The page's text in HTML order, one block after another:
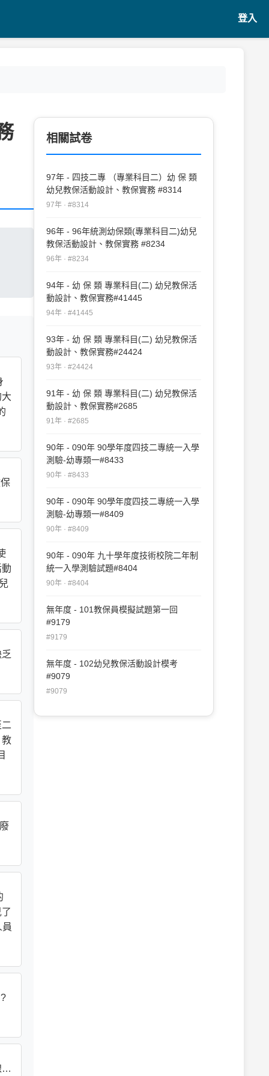
登入
教
…
相關試卷
97年 - 四技二專 （專業科目二）幼 保 類
幼兒教保活動設計、教保實務 #8314
97年 · #8314
96年 - 96年統測幼保類(專業科目二)幼兒
教保活動設計、教保實務 #8234
96年 · #8234
94年 - 幼 保 類 專業科目(二) 幼兒教保活
動設計、教保實務#41445
94年 · #41445
93年 - 幼 保 類 專業科目(二) 幼兒教保活
動設計、教保實務#24424
93年 · #24424
91年 - 幼 保 類 專業科目(二) 幼兒教保活
動設計、教保實務#2685
91年 · #2685
90年 - 090年 90學年度四技二專統一入學
測驗-幼專類一#8433
90年 · #8433
90年 - 090年 90學年度四技二專統一入學
測驗-幼專類一#8409
90年 · #8409
90年 - 090年 九十學年度技術校院二年制
統一入學測驗試題#8404
90年 · #8404
無年度 - 101教保員模擬試題第一回
#9179
#9179
無年度 - 102幼兒教保活動設計模考
#9079
#9079